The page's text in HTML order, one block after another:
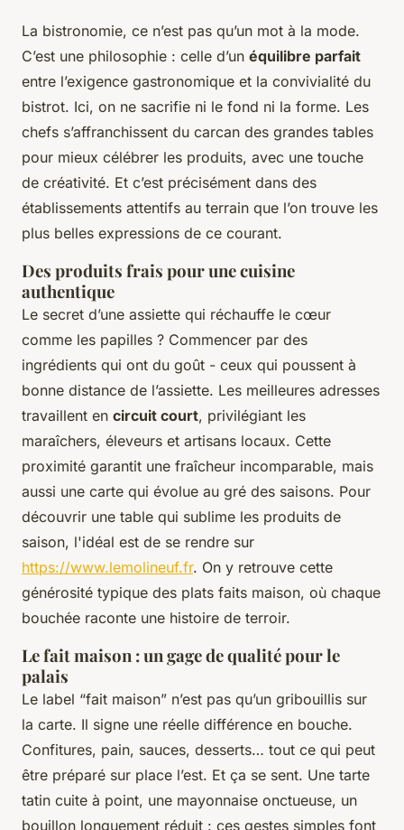
La bistronomie, ce n’est pas qu’un mot à la mode.
C’est une philosophie : celle d’un équilibre parfait
entre l’exigence gastronomique et la convivialité du
bistrot. Ici, on ne sacrifie ni le fond ni la forme. Les
chefs s’affranchissent du carcan des grandes tables
pour mieux célébrer les produits, avec une touche
de créativité. Et c’est précisément dans des
établissements attentifs au terrain que l’on trouve les
plus belles expressions de ce courant.
Des produits frais pour une cuisine
authentique
Le secret d’une assiette qui réchauffe le cœur
comme les papilles ? Commencer par des
ingrédients qui ont du goût - ceux qui poussent à
bonne distance de l’assiette. Les meilleures adresses
travaillent en circuit court, privilégiant les
maraîchers, éleveurs et artisans locaux. Cette
proximité garantit une fraîcheur incomparable, mais
aussi une carte qui évolue au gré des saisons. Pour
découvrir une table qui sublime les produits de
saison, l'idéal est de se rendre sur
https://www.lemolineuf.fr. On y retrouve cette
générosité typique des plats faits maison, où chaque
bouchée raconte une histoire de terroir.
Le fait maison : un gage de qualité pour le
palais
Le label “fait maison” n’est pas qu’un gribouillis sur
la carte. Il signe une réelle différence en bouche.
Confitures, pain, sauces, desserts… tout ce qui peut
être préparé sur place l’est. Et ça se sent. Une tarte
tatin cuite à point, une mayonnaise onctueuse, un
bouillon longuement réduit : ces gestes simples font